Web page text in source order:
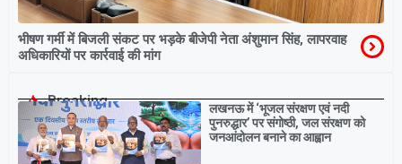
भीषण गर्मी में बिजली संकट पर भड़के बीजेपी नेता अंशुमान सिंह, लापरवाह
अधिकारियों पर कार्रवाई की मांग
Breaking
लखनऊ में ‘भूजल संरक्षण एवं नदी
पुनरुद्धार’ पर संगोष्ठी, जल संरक्षण को
जनआंदोलन बनाने का आह्वान